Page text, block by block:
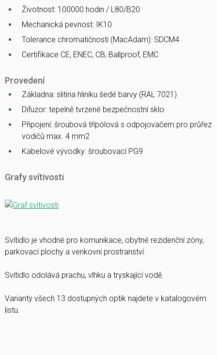
Životnost: 100000 hodin / L80/B20
Mechanická pevnost: IK10
Tolerance chromatičnosti (MacAdam): SDCM4
Certifikace CE, ENEC, CB, Ballproof, EMC
Provedení
Základna: slitina hliníku šedé barvy (RAL 7021)
Difuzor: tepelně tvrzené bezpečnostní sklo
Připojení: šroubová třípólová s odpojovačem pro průřez
vodičů max. 4 mm2
Kabelové vývodky: šroubovací PG9
Grafy svítivosti
Svítidlo je vhodné pro komunikace, obytné rezidenční zóny,
parkovací plochy a venkovní prostranství.
Svítidlo odolává prachu, vlhku a tryskající vodě.
Varianty všech 13 dostupných optik najdete v katalogovém
listu.